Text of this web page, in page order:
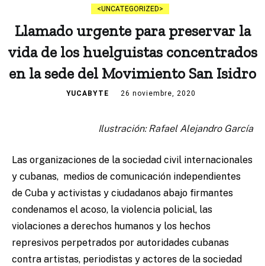
UNCATEGORIZED
Llamado urgente para preservar la
vida de los huelguistas concentrados
en la sede del Movimiento San Isidro
YUCABYTE 26 noviembre, 2020
Ilustración: Rafael Alejandro García
Las organizaciones de la sociedad civil internacionales
y cubanas, medios de comunicación independientes
de Cuba y activistas y ciudadanos abajo firmantes
condenamos el acoso, la violencia policial, las
violaciones a derechos humanos y los hechos
represivos perpetrados por autoridades cubanas
contra artistas, periodistas y actores de la sociedad